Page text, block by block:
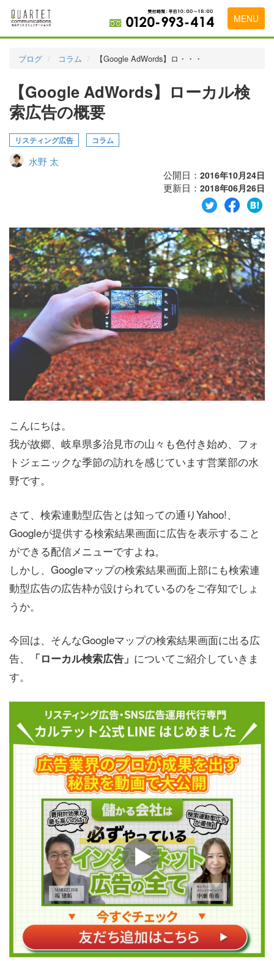
MENU
実績・お客様の声
初めて導入をお考えの方
代理店の乗り換えをお考えの方
会社概要
お問い合わせ
ブログ コラム 【Google AdWords】ロ・・・
【Google AdWords】ローカル検
索広告の概要
リスティング広告 コラム
水野 太
公開日： 2016年10月24日
更新日： 2018年06月26日
こんにちは。
我が故郷、岐阜県多治見市の山々も色付き始め、フォ
トジェニックな季節の訪れを感じています営業部の水
野です。
さて、検索連動型広告とは知っての通りYahoo!、
Googleが提供する検索結果画面に広告を表示すること
ができる配信メニューですよね。
しかし、Googleマップの検索結果画面上部にも検索連
動型広告の広告枠が設けられているのをご存知でしょ
うか。
今回は、そんなGoogleマップの検索結果画面に出る広
告、
「ローカル検索広告」 についてご紹介していきま
す。